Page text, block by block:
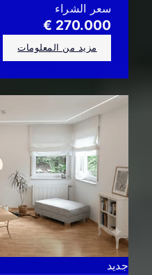
سعر الشراء
270.000 €
مزيد من المعلومات
جديد